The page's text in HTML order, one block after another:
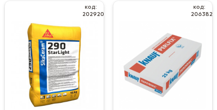
код:
202920
код:
206382